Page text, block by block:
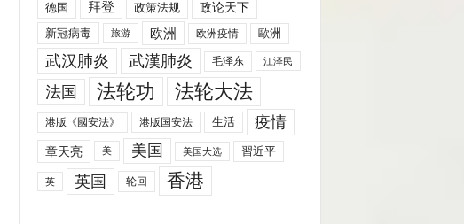
德国 拜登 政策法规
政论天下
新冠病毒
旅游 欧洲 欧洲疫情 歐洲
武汉肺炎 武漢肺炎 毛泽东 江泽民
法国 法轮功 法轮大法
港版《國安法》 港版国安法 生活 疫情
章天亮 美 美国 美国大选 習近平
英 英国 轮回 香港